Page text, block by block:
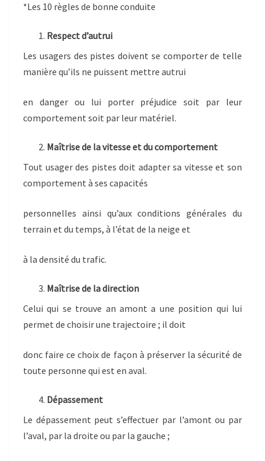
*Les 10 règles de bonne conduite
Respect d’autrui
Les usagers des pistes doivent se comporter de telle
manière qu’ils ne puissent mettre autrui
en danger ou lui porter préjudice soit par leur
comportement soit par leur matériel.
Maîtrise de la vitesse et du comportement
Tout usager des pistes doit adapter sa vitesse et son
comportement à ses capacités
personnelles ainsi qu’aux conditions générales du
terrain et du temps, à l’état de la neige et
à la densité du trafic.
Maîtrise de la direction
Celui qui se trouve an amont a une position qui lui
permet de choisir une trajectoire ; il doit
donc faire ce choix de façon à préserver la sécurité de
toute personne qui est en aval.
Dépassement
Le dépassement peut s’effectuer par l’amont ou par
l’aval, par la droite ou par la gauche ;